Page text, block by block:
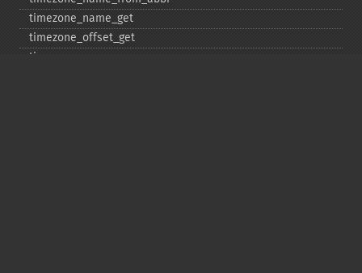
timezone_​name_​get
timezone_​offset_​get
timezone_​open